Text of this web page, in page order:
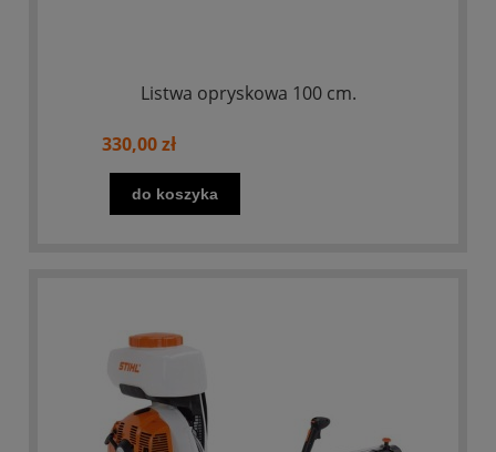
Listwa opryskowa 100 cm.
330,00 zł
do koszyka